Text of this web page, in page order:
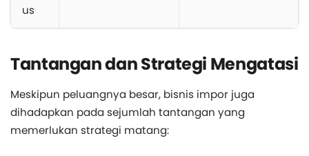
us
Tantangan dan Strategi Mengatasi
Meskipun peluangnya besar, bisnis impor juga
dihadapkan pada sejumlah tantangan yang
memerlukan strategi matang: